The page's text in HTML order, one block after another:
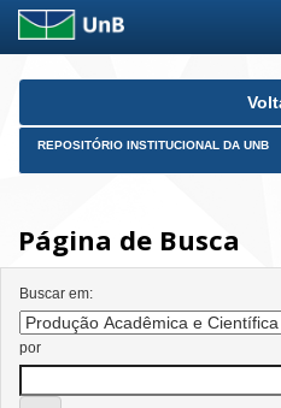
Skip
REPOSITÓRIO INSTITUCIONAL DA UNB
Página de Busca
Buscar em:
por